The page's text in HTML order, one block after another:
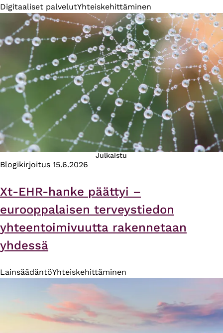
Digitaaliset palvelutYhteiskehittäminen
Julkaistu
Blogikirjoitus 15.6.2026
Xt-EHR-hanke päättyi –
eurooppalaisen terveystiedon
yhteentoimivuutta rakennetaan
yhdessä
LainsäädäntöYhteiskehittäminen